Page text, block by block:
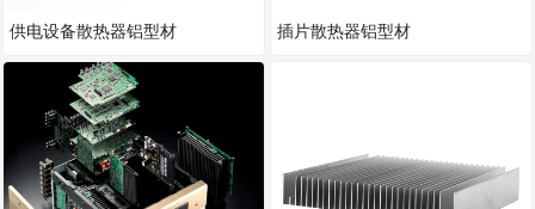
供电设备散热器铝型材 插片散热器铝型材